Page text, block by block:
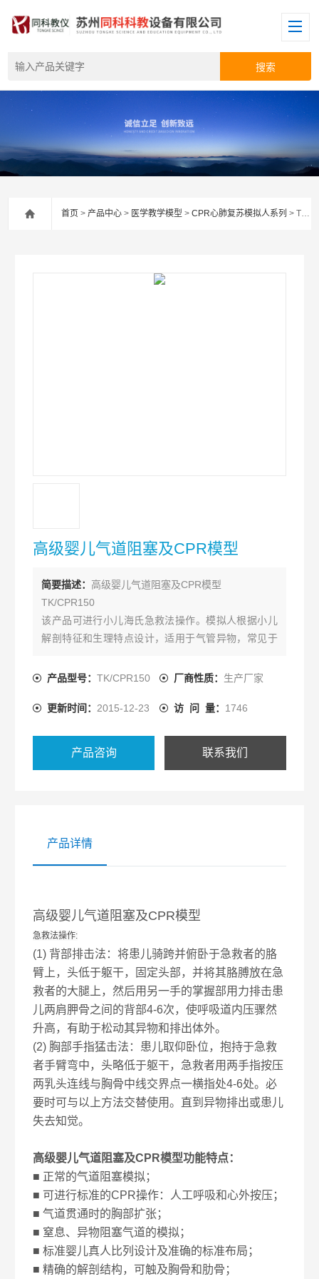
首页 >产品中心 > 医学教学模型 >CPR心肺复苏模拟人系列 > TK/CPR150高级婴儿气道阻塞及CPR模型
高级婴儿气道阻塞及CPR模型
简要描述： 高级婴儿气道阻塞及CPR模型
TK/CPR150
该产品可进行小儿海氏急救法操作。模拟人根据小儿
解剖特征和生理特点设计，适用于气管异物，常见于
健全，在婴幼儿口中含物说话、哭笑、打闹和剧烈活
窒息。
产品型号：TK/CPR150 厂商性质： 生产厂家
更新时间： 2015-12-23 访 问 量： 1746
产品咨询 联系我们
产品详情
高级婴儿气道阻塞及CPR模型
急救法操作:
(1) 背部排击法：将患儿骑跨并俯卧于急救者的胳
臂上，头低于躯干，固定头部，并将其胳膊放在急
救者的大腿上，然后用另一手的掌握部用力排击患
儿两肩胛骨之间的背部4-6次，使呼吸道内压骤然
升高，有助于松动其异物和排出体外。
(2) 胸部手指猛击法：患儿取仰卧位，抱持于急救
者手臂弯中，头略低于躯干，急救者用两手指按压
两乳头连线与胸骨中线交界点一横指处4-6处。必
要时可与以上方法交替使用。直到异物排出或患儿
失去知觉。
高级婴儿气道阻塞及CPR模型功能特点：
■ 正常的气道阻塞模拟；
■ 可进行标准的CPR操作：人工呼吸和心外按压；
■ 气道贯通时的胸部扩张；
■ 窒息、异物阻塞气道的模拟；
■ 标准婴儿真人比列设计及准确的标准布局；
■ 精确的解剖结构，可触及胸骨和肋骨；